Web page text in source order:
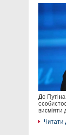
До Путіна
висміяти
Читати